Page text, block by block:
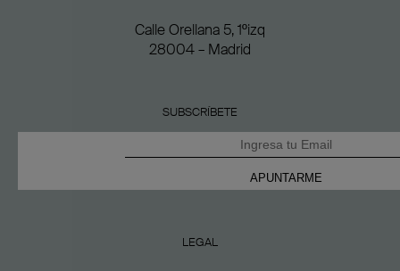
Calle Orellana 5, 1ºizq
28004 – Madrid
SUBSCRÍBETE
LEGAL